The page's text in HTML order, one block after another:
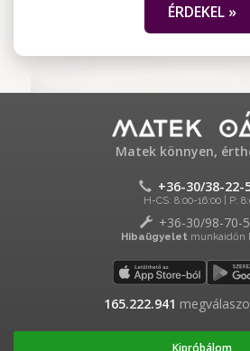
ÉRDEKEL »
Matek könnyen,
+36-30/38-22-
H-CS: 8:00-16:00 | P:
+36-30/98-70-
Hibaügyeletmunkaidőn
165.222.941